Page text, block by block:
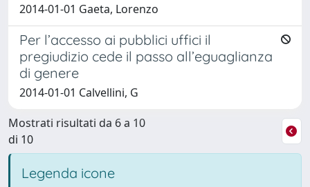
2014-01-01 Gaeta, Lorenzo
Per l’accesso ai pubblici uffici il
pregiudizio cede il passo all’eguaglianza
di genere
2014-01-01 Calvellini, G
Mostrati risultati da 6 a 10
di 10
Legenda icone